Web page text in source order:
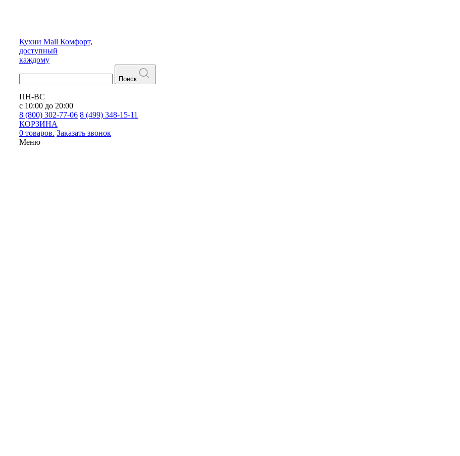
Кухни Mall Комфорт,
доступный
каждому
Поиск
ПН-ВС
с 10:00 до 20:00
8 (800) 302-77-06 8 (499) 348-15-11
КОРЗИНА
0 товаров. Заказать звонок
Меню